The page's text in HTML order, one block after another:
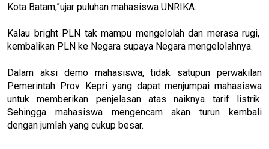
Kota Batam,”ujar puluhan mahasiswa UNRIKA.
Kalau bright PLN tak mampu mengelolah dan merasa rugi,
kembalikan PLN ke Negara supaya Negara mengelolahnya.
Dalam aksi demo mahasiswa, tidak satupun perwakilan
Pemerintah Prov. Kepri yang dapat menjumpai mahasiswa
untuk memberikan penjelasan atas naiknya tarif listrik.
Sehingga mahasiswa mengencam akan turun kembali
dengan jumlah yang cukup besar.